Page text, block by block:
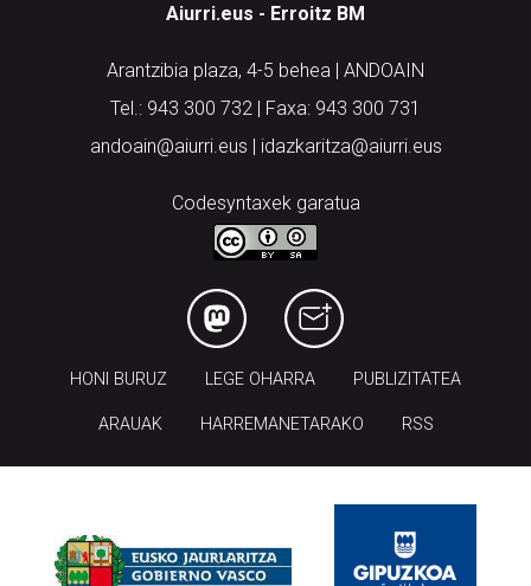
Aiurri.eus - Erroitz BM
Arantzibia plaza, 4-5 behea | ANDOAIN
Tel.: 943 300 732 | Faxa: 943 300 731
andoain@aiurri.eus | idazkaritza@aiurri.eus
Codesyntaxek garatua
HONI BURUZ LEGE OHARRA PUBLIZITATEA
ARAUAK HARREMANETARAKO RSS